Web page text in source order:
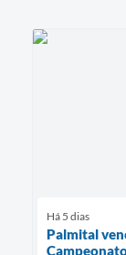
Há 5 dias
Palmital